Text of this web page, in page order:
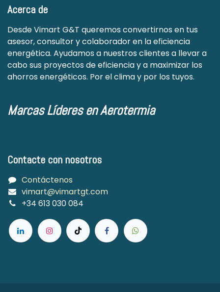
Acerca de
Desde Vimart G&T queremos convertirnos en tus
asesor, consultor y colaborador en la eficiencia
energética. Ayudamos a nuestros clientes a llevar a
cabo sus proyectos de eficiencia y a maximizar los
ahorros energéticos. Por el clima y por los tuyos.
Marcas Líderes en Aerotermia
Contacte con nosotros
Contáctenos
vimart@vimartgt.com
+34 613 030 084